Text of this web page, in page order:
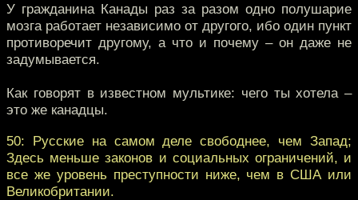
У гражданина Канады раз за разом одно полушарие
мозга работает независимо от другого, ибо один пункт
противоречит другому, а что и почему – он даже не
задумывается.
Как говорят в известном мультике: чего ты хотела –
это же канадцы.
50: Русские на самом деле свободнее, чем Запад;
Здесь меньше законов и социальных ограничений, и
все же уровень преступности ниже, чем в США или
Великобритании.